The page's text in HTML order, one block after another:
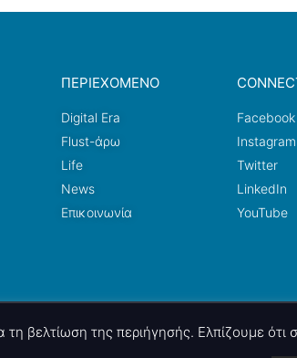
ΠΕΡΙΕΧΟΜΕΝΟ
Digital Era
Flust-άρω
Life
News
Επικοινωνία
Facebook
Instagram
Twitter
LinkedIn
YouTube
reserved.
τη βελτίωση της περιήγησής. Ελπίζουμε